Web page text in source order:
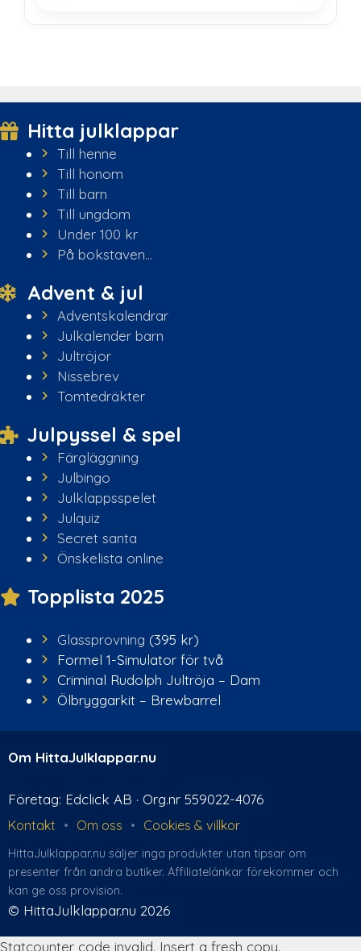
Hitta julklappar
Till henne
Till honom
Till barn
Till ungdom
Under 100 kr
På bokstaven...
Advent & jul
Adventskalendrar
Julkalender barn
Jultröjor
Nissebrev
Tomtedräkter
Julpyssel & spel
Färgläggning
Julbingo
Julklappsspelet
Julquiz
Secret santa
Önskelista online
Topplista 2025
Glassprovning (395 kr)
Formel 1-Simulator för två
Criminal Rudolph Jultröja – Dam
Ölbryggarkit – Brewbarrel
Om HittaJulklappar.nu
Företag: Edclick AB · Org.nr 559022-4076
Kontakt • Om oss • Cookies & villkor
HittaJulklappar.nu säljer inga produkter utan tipsar om
presenter från andra butiker. Affiliate­länkar förekommer och
kan ge oss provision.
© HittaJulklappar.nu 2026
Statcounter code invalid. Insert a fresh copy.